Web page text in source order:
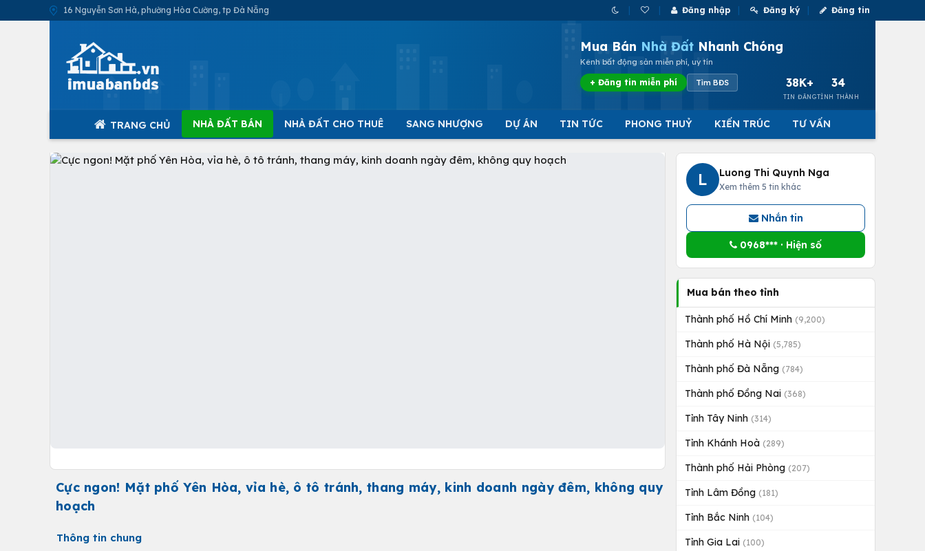
16 Nguyễn Sơn Hà, phường Hòa Cường, tp Đà Nẵng Đăng nhập Đăng ký Đăng tin
Mua Bán Nhà Đất Nhanh Chóng
Kênh bất động sản miễn phí, uy tín
+ Đăng tin miễn phí Tìm BĐS 38K+
TIN ĐĂNG
34
TỈNH THÀNH
TRANG CHỦ NHÀ ĐẤT BÁN NHÀ ĐẤT CHO THUÊ SANG NHƯỢNG DỰ ÁN TIN TỨC PHONG THUỶ KIẾN TRÚC TƯ VẤN
Cực ngon! Mặt phố Yên Hòa, vỉa hè, ô tô tránh, thang máy, kinh doanh ngày đêm, không quy
hoạch
Thông tin chung
L Luong Thi Quynh Nga
Xem thêm 5 tin khác
Nhắn tin
0968*** · Hiện số
Mua bán theo tỉnh
Thành phố Hồ Chí Minh (9,200)
Thành phố Hà Nội (5,785)
Thành phố Đà Nẵng (784)
Thành phố Đồng Nai (368)
Tỉnh Tây Ninh (314)
Tỉnh Khánh Hoà (289)
Thành phố Hải Phòng (207)
Tỉnh Lâm Đồng (181)
Tỉnh Bắc Ninh (104)
Tỉnh Gia Lai (100)